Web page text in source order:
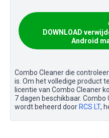
DOWNLOAD
Android
Combo Cleaner die
is. Om het volledige product
licentie van Combo Cleaner
7 dagen beschikbaar.
wordt beheerd door RCS LT,